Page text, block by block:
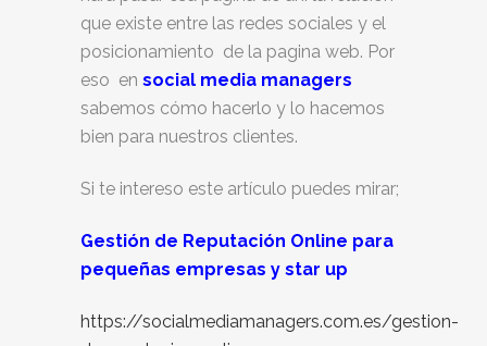
que existe entre las redes sociales y el
posicionamiento de la pagina web. Por
eso en social media managers
sabemos cómo hacerlo y lo hacemos
bien para nuestros clientes.
Si te intereso este artículo puedes mirar;
Gestión de Reputación Online para
pequeñas empresas y star up
https://socialmediamanagers.com.es/gestion-